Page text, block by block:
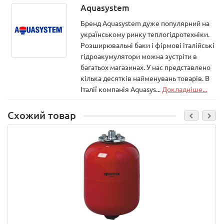
Aquasystem
Бренд Aquasystem дуже популярний на
українському ринку теплогідротехніки.
Розширювальні баки і фірмові італійські
гідроакумулятори можна зустріти в
багатьох магазинах. У нас представлено
кілька десятків найменувань товарів. В
Італії компанія Aquasys... Докладніше...
Схожий товар